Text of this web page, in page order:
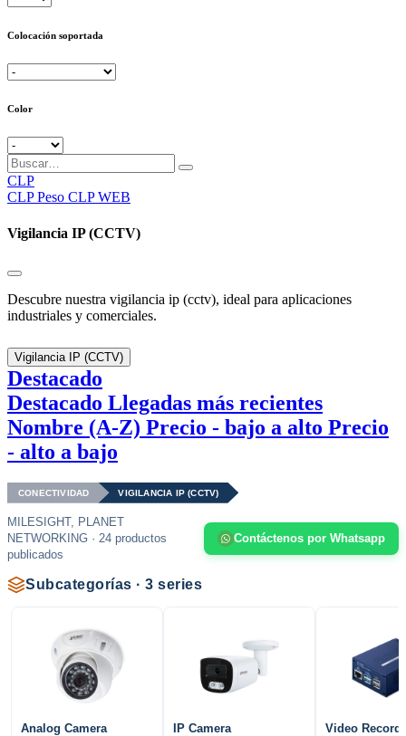
Colocación soportada
Color
CLP
CLP Peso CLP WEB
Vigilancia IP (CCTV)
Descubre nuestra vigilancia ip (cctv), ideal para aplicaciones
industriales y comerciales.
Vigilancia IP (CCTV)
Destacado
Destacado Llegadas más recientes
Nombre (A-Z) Precio - bajo a alto Precio
- alto a bajo
CONECTIVIDAD VIGILANCIA IP (CCTV)
MILESIGHT, PLANET
NETWORKING · 24 productos
publicados
Contáctenos por Whatsapp
Subcategorías · 3 series
Analog Camera IP Camera Video